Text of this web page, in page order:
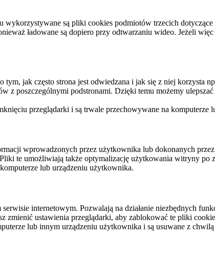
są pliki cookies podmiotów trzecich dotyczące
ładowane są dopiero przy odtwarzaniu wideo. Jeżeli
jak często strona jest odwiedzana i jak się z niej korzysta
poszczególnymi podstronami. Dzięki temu możemy
przeglądarki i są trwale przechowywane na komputerze
wprowadzonych przez użytkownika lub dokonanych
te umożliwiają także optymalizację użytkowania witryny po
lub urządzeniu użytkownika.
internetowym. Pozwalają na działanie niezbędnych
zmienić ustawienia przeglądarki, aby zablokować te pliki
lub innym urządzeniu użytkownika i są usuwane z